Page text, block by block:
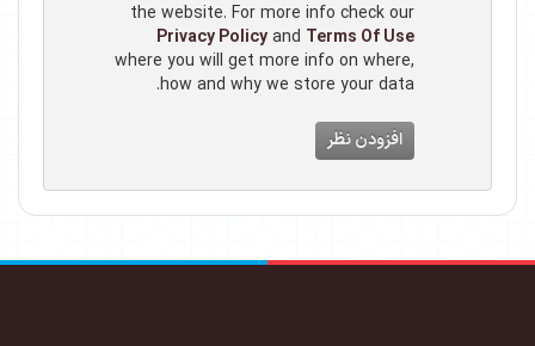
the website. For more info check our
Privacy Policyand Terms Of Use
where you will get more info on where,
how and why we store your data.
افزودن نظر